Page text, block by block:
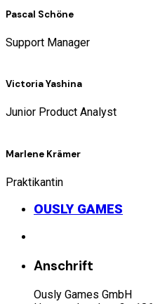
Pascal Schöne
Support Manager
Victoria Yashina
Junior Product Analyst
Marlene Krämer
Praktikantin
OUSLY GAMES
Anschrift
Ously Games GmbH